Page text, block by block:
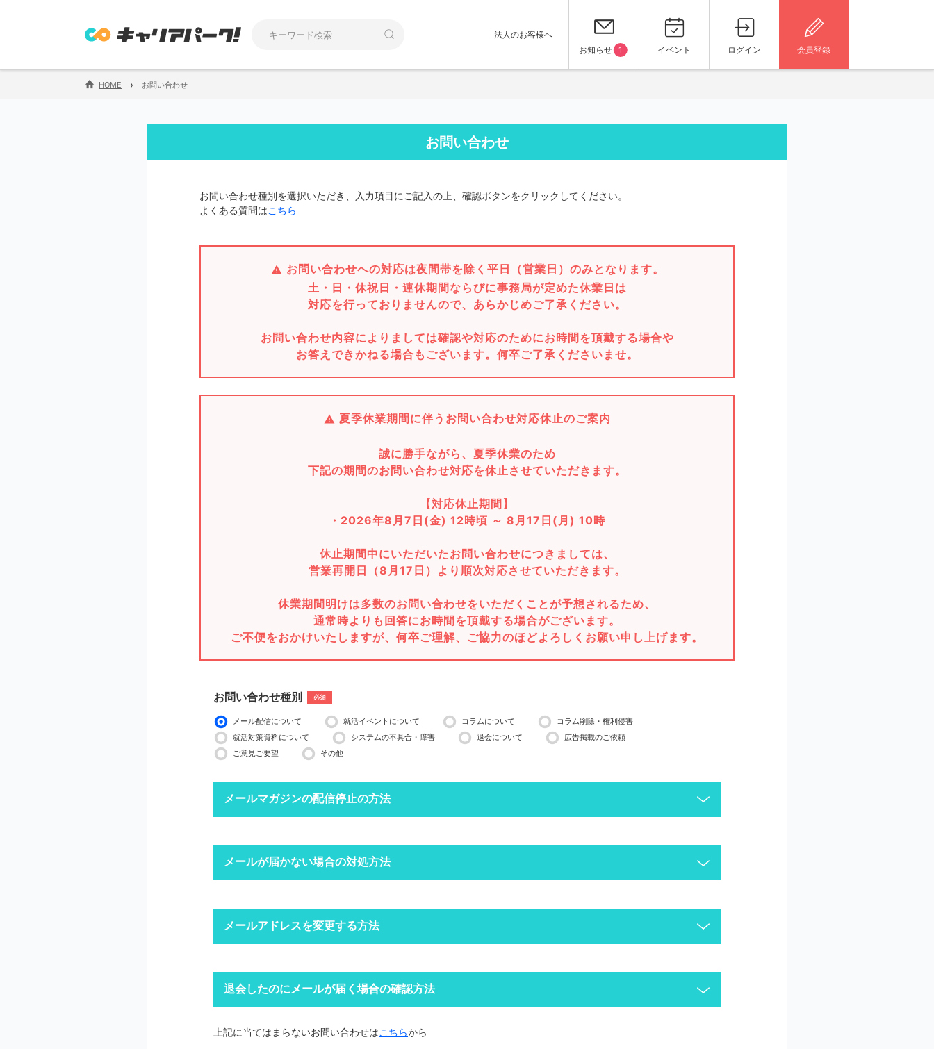
法人のお客様へ
お知らせ 1 イベント ログイン 会員登録
HOME › お問い合わせ
お問い合わせ
お問い合わせ種別を選択いただき、入力項目にご記入の上、確認ボタンをクリックしてください。
よくある質問はこちら
お問い合わせへの対応は夜間帯を除く平日（営業日）のみとなります。
土・日・休祝日・連休期間ならびに事務局が定めた休業日は
対応を行っておりませんので、あらかじめご了承ください。
お問い合わせ内容によりましては確認や対応のためにお時間を頂戴する場合や
お答えできかねる場合もございます。何卒ご了承くださいませ。
夏季休業期間に伴うお問い合わせ対応休止のご案内
誠に勝手ながら、夏季休業のため
下記の期間のお問い合わせ対応を休止させていただきます。
【対応休止期間】
・2026年8月7日(金) 12時頃 ～ 8月17日(月) 10時
休止期間中にいただいたお問い合わせにつきましては、
営業再開日（8月17日）より順次対応させていただきます。
休業期間明けは多数のお問い合わせをいただくことが予想されるため、
通常時よりも回答にお時間を頂戴する場合がございます。
ご不便をおかけいたしますが、何卒ご理解、ご協力のほどよろしくお願い申し上げます。
お問い合わせ種別 必須
メール配信について 就活イベントについて コラムについて
コラム削除・権利侵害
就活対策資料について
システムの不具合・障害 退会について
広告掲載のご依頼
ご意見ご要望
その他
メールマガジンの配信停止の方法
配信停止までに2〜3営業日ほどかかる場合がございますのでご了承ください。
上記にて、解決しない場合はこちらからお問い合わせください
メールが届かない場合の対処方法
1
2
ドメイン指定受信の設定をされていませんか？
メールの設定画面から「@careerpark.jp」からのメールを受け取るように設定してください。
Softbankの方はこちら
メールアドレスを変更する方法
1
「ログイン」からログインをしてください。
※ID・パスワードを忘れた方はこちら
退会したのにメールが届く場合の確認方法
メールの配信停止手続きには、2～3日程度お時間をいただいております。
上記に当てはまらないお問い合わせはこちらから